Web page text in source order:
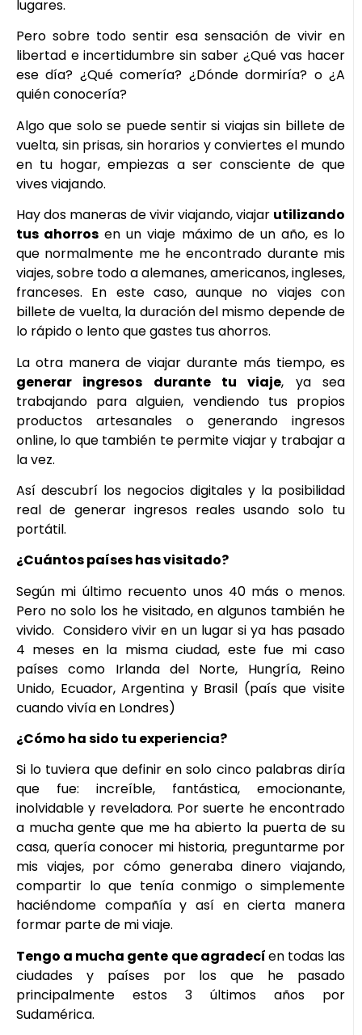
lugares.
Pero sobre todo sentir esa sensación de vivir en
libertad e incertidumbre sin saber ¿Qué vas hacer
ese día? ¿Qué comería? ¿Dónde dormiría? o ¿A
quién conocería?
Algo que solo se puede sentir si viajas sin billete de
vuelta, sin prisas, sin horarios y conviertes el mundo
en tu hogar, empiezas a ser consciente de que
vives viajando.
Hay dos maneras de vivir viajando, viajar utilizando
tus ahorros en un viaje máximo de un año, es lo
que normalmente me he encontrado durante mis
viajes, sobre todo a alemanes, americanos, ingleses,
franceses. En este caso, aunque no viajes con
billete de vuelta, la duración del mismo depende de
lo rápido o lento que gastes tus ahorros.
La otra manera de viajar durante más tiempo, es
generar ingresos durante tu viaje, ya sea
trabajando para alguien, vendiendo tus propios
productos artesanales o generando ingresos
online, lo que también te permite viajar y trabajar a
la vez.
Así descubrí los negocios digitales y la posibilidad
real de generar ingresos reales usando solo tu
portátil.
¿Cuántos países has visitado?
Según mi último recuento unos 40 más o menos.
Pero no solo los he visitado, en algunos también he
vivido. Considero vivir en un lugar si ya has pasado
4 meses en la misma ciudad, este fue mi caso
países como Irlanda del Norte, Hungría, Reino
Unido, Ecuador, Argentina y Brasil (país que visite
cuando vivía en Londres)
¿Cómo ha sido tu experiencia?
Si lo tuviera que definir en solo cinco palabras diría
que fue: increíble, fantástica, emocionante,
inolvidable y reveladora. Por suerte he encontrado
a mucha gente que me ha abierto la puerta de su
casa, quería conocer mi historia, preguntarme por
mis viajes, por cómo generaba dinero viajando,
compartir lo que tenía conmigo o simplemente
haciéndome compañía y así en cierta manera
formar parte de mi viaje.
Tengo a mucha gente que agradecíen todas las
ciudades y países por los que he pasado
principalmente estos 3 últimos años por
Sudamérica.